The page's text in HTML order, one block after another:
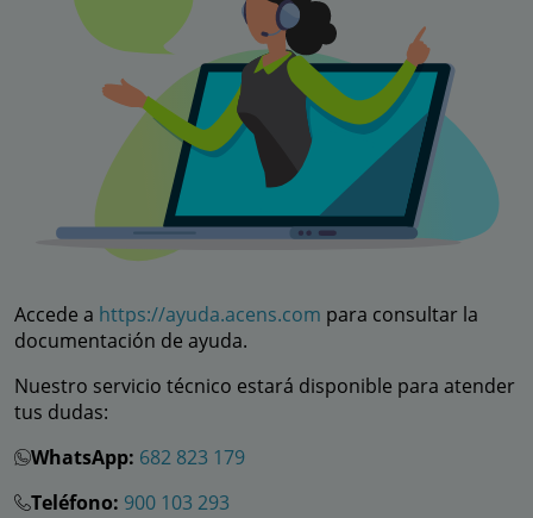
Accede a https://ayuda.acens.com para consultar la
documentación de ayuda.
Nuestro servicio técnico estará disponible para atender
tus dudas:
WhatsApp: 682 823 179
Teléfono: 900 103 293